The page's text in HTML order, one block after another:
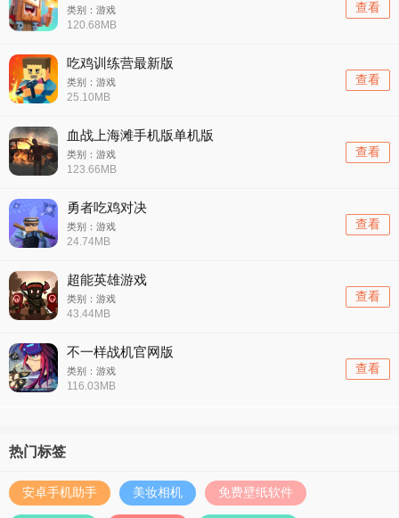
类别：游戏
120.68MB
查看
吃鸡训练营最新版
类别：游戏
25.10MB
查看
血战上海滩手机版单机版
类别：游戏
123.66MB
查看
勇者吃鸡对决
类别：游戏
24.74MB
查看
超能英雄游戏
类别：游戏
43.44MB
查看
不一样战机官网版
类别：游戏
116.03MB
查看
热门标签
安卓手机助手 美妆相机 免费壁纸软件